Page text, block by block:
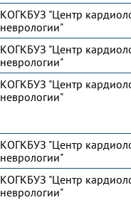
КОГКБУЗ "Центр
неврологии"
КОГКБУЗ "Центр
неврологии"
КОГКБУЗ "Центр
неврологии"
КОГКБУЗ "Центр
неврологии"
КОГКБУЗ "Центр
неврологии"